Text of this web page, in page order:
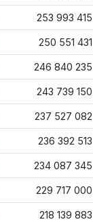
253 993 415
250 551 431
246 840 235
243 739 150
237 527 082
236 392 513
234 087 345
229 717 000
218 139 883